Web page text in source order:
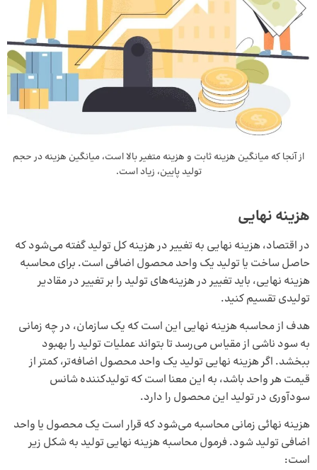
از آنجا که میانگین هزینه ثابت و هزینه متغیر بالا است، میانگین هزینه در حجم
تولید پایین، زیاد است.
هزینه نهایی
در اقتصاد، هزینه نهایی به تغییر در هزینه کل تولید گفته می‌شود که
حاصل ساخت یا تولید یک واحد محصول اضافی است. برای محاسبه
هزینه نهایی، باید تغییر در هزینه‌های تولید را بر تغییر در مقادیر
تولیدی تقسیم کنید.
هدف از محاسبه هزینه نهایی این است که یک سازمان، در چه زمانی
به سود ناشی از مقیاس می‌رسد تا بتواند عملیات تولید را بهبود
ببخشد. اگر هزینه نهایی تولید یک واحد محصول اضافه‌تر، کمتر از
قیمت هر واحد باشد، به این معنا است که تولیدکننده شانس
سودآوری در تولید این محصول را دارد.
هزینه نهائی زمانی محاسبه می‌شود که قرار است یک محصول یا واحد
اضافی تولید شود. فرمول محاسبه هزینه نهایی تولید به شکل زیر
است: